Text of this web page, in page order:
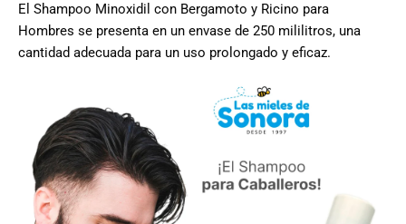
El Shampoo Minoxidil con Bergamoto y Ricino para
Hombres se presenta en un envase de 250 mililitros, una
cantidad adecuada para un uso prolongado y eficaz.